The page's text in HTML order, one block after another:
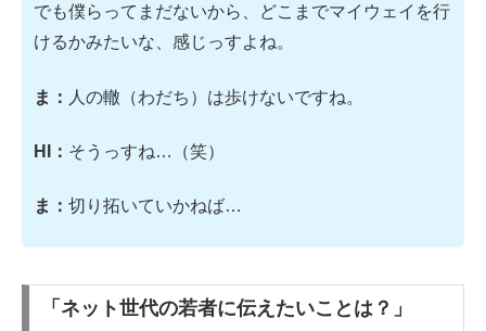
でも僕らってまだないから、どこまでマイウェイを行
けるかみたいな、感じっすよね。
ま： 人の轍（わだち）は歩けないですね。
HI： そうっすね…（笑）
ま： 切り拓いていかねば…
「ネット世代の若者に伝えたいことは？」